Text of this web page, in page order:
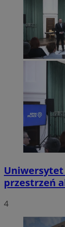
Uniwersytet
przestrzeń
4